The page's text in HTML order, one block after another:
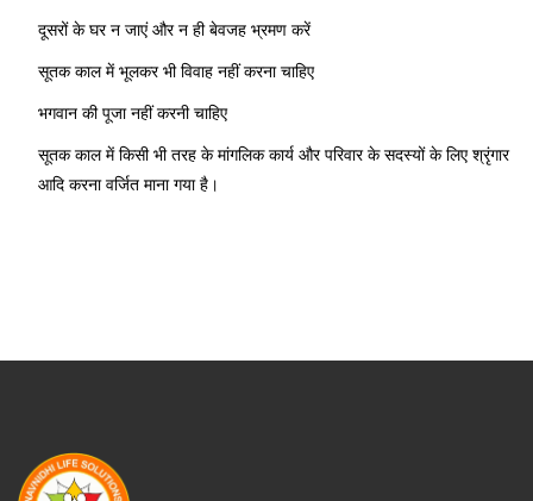
दूसरों के घर न जाएं और न ही बेवजह भ्रमण करें
सूतक काल में भूलकर भी विवाह नहीं करना चाहिए
भगवान की पूजा नहीं करनी चाहिए
सूतक काल में किसी भी तरह के मांगलिक कार्य और परिवार के सदस्यों के लिए श्रृंगार
आदि करना वर्जित माना गया है।